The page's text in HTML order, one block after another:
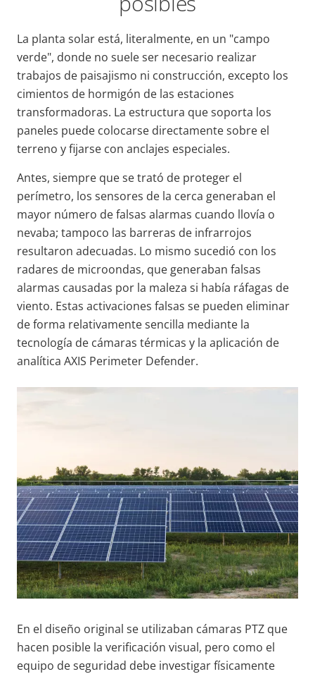
La planta solar está, literalmente, en un "campo
verde", donde no suele ser necesario realizar
trabajos de paisajismo ni construcción, excepto los
cimientos de hormigón de las estaciones
transformadoras. La estructura que soporta los
paneles puede colocarse directamente sobre el
terreno y fijarse con anclajes especiales.
Antes, siempre que se trató de proteger el
perímetro, los sensores de la cerca generaban el
mayor número de falsas alarmas cuando llovía o
nevaba; tampoco las barreras de infrarrojos
resultaron adecuadas. Lo mismo sucedió con los
radares de microondas, que generaban falsas
alarmas causadas por la maleza si había ráfagas de
viento. Estas activaciones falsas se pueden eliminar
de forma relativamente sencilla mediante la
tecnología de cámaras térmicas y la aplicación de
analítica AXIS Perimeter Defender.
En el diseño original se utilizaban cámaras PTZ que
hacen posible la verificación visual, pero como el
equipo de seguridad debe investigar físicamente